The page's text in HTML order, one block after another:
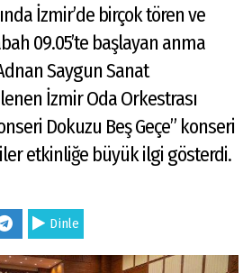
İzmir’de birçok tören ve
09.05’te başlayan anma
Saygun Sanat
İzmir Oda Orkestrası
Dokuzu Beş Geçe” konseri
etkinliğe büyük ilgi gösterdi.
Dinle